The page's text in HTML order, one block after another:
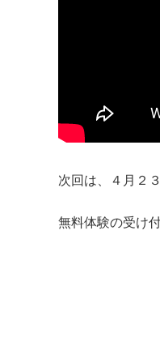
次回は、４月２
無料体験の受け